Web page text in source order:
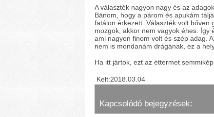
A választék nagyon nagy és az
Bánom, hogy a párom és apukám
fatálon érkezett. Választék volt bőven
mozgok, akkor nem vagyok éhes. Így
ami nagyon finom volt és szép adag.
nem is mondanám drágának, ez a
Ha itt jártok, ezt az éttermet
Kelt:2018.03.04
Kapcsolódó bejegyzések: